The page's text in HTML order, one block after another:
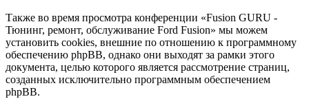
Также во время просмотра конференции «Fusion GURU -
Тюнинг, ремонт, обслуживание Ford Fusion» мы можем
установить cookies, внешние по отношению к программному
обеспечению phpBB, однако они выходят за рамки этого
документа, целью которого является рассмотрение страниц,
созданных исключительно программным обеспечением
phpBB.